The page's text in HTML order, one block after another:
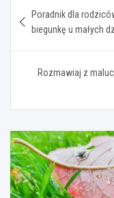
wpisu
Poradnik dla
biegunkę u małych
Rozmawiaj z